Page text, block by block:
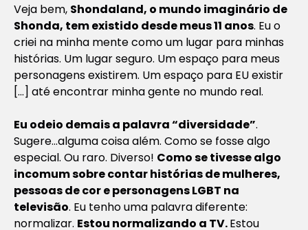
Veja bem, Shondaland, o mundo imaginário de
Shonda, tem existido desde meus 11 anos. Eu o
criei na minha mente como um lugar para minhas
histórias. Um lugar seguro. Um espaço para meus
personagens existirem. Um espaço para EU existir
[…] até encontrar minha gente no mundo real.
Eu odeio demais a palavra “diversidade”.
Sugere…alguma coisa além. Como se fosse algo
especial. Ou raro. Diverso! Como se tivesse algo
incomum sobre contar histórias de mulheres,
pessoas de cor e personagens LGBT na
televisão. Eu tenho uma palavra diferente:
normalizar. Estou normalizando a TV.Estou